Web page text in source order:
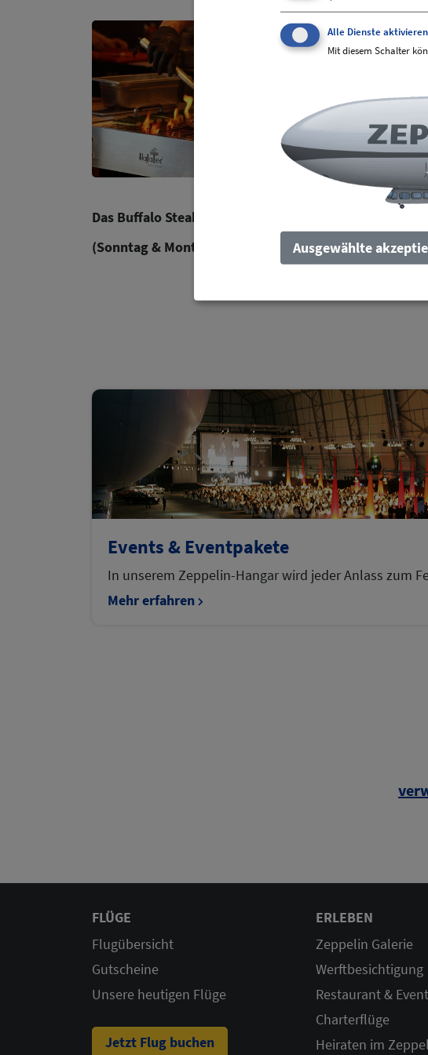
Das Buffalo Steakhouse öffnet Dienstag - Samstag von
(Sonntag & Montag Ruhetag)
Events & Eventpakete
In unserem Zeppelin-Hangar wird jeder Anlass zum
Mehr erfahren
FLÜGE
Flugübersicht
Gutscheine
Unsere heutigen Flüge
Jetzt Flug buchen
ERLEBEN
Zeppelin Galerie
Werftbesichtigung
Restaurant &
Charterflüge
Heiraten im
Alle Dienste
Mit diesem Schalter
Ausgewählte